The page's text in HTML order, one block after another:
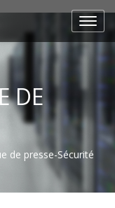
DE
de presse-Sécurité